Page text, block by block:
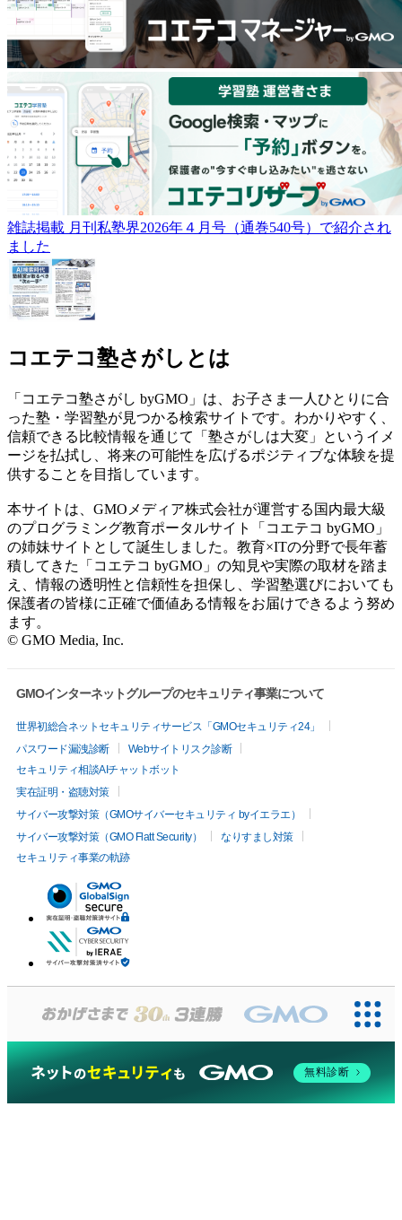
雑誌掲載 月刊私塾界2026年４月号（通巻540号）で紹介され
ました
コエテコ塾さがしとは
「コエテコ塾さがし byGMO」は、お子さま一人ひとりに合
った塾・学習塾が見つかる検索サイトです。わかりやすく、
信頼できる比較情報を通じて「塾さがしは大変」というイメ
ージを払拭し、将来の可能性を広げるポジティブな体験を提
供することを目指しています。
本サイトは、GMOメディア株式会社が運営する国内最大級
のプログラミング教育ポータルサイト「コエテコ byGMO」
の姉妹サイトとして誕生しました。教育×ITの分野で長年蓄
積してきた「コエテコ byGMO」の知見や実際の取材を踏ま
え、情報の透明性と信頼性を担保し、学習塾選びにおいても
保護者の皆様に正確で価値ある情報をお届けできるよう努め
ます。
© GMO Media, Inc.
GMOインターネットグループのセキュリティ事業について
世界初総合ネットセキュリティサービス「GMOセキュリティ24」
パスワード漏洩診断
Webサイトリスク診断
セキュリティ相談AIチャットボット
実在証明・盗聴対策
サイバー攻撃対策（GMOサイバーセキュリティ byイエラエ）
サイバー攻撃対策（GMO Flatt Security）
なりすまし対策
セキュリティ事業の軌跡
無料診断